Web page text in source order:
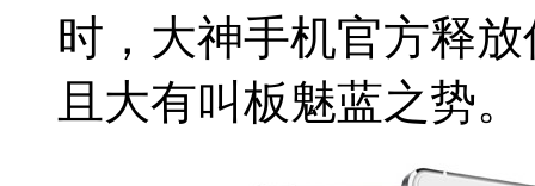
时，大神手机官方释
且大有叫板魅蓝之势